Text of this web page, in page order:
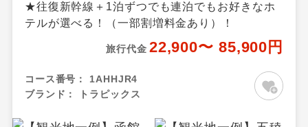
★往復新幹線＋1泊ずつでも連泊でもお好きなホ
テルが選べる！（一部割増料金あり）！
旅行代金 22,900〜 85,900円
コース番号：
1AHHJR4
ブランド：
トラピックス